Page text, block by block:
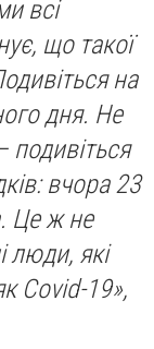
всі
що такої
на
дня. Не
подивіться
вчора 23
Це ж не
люди, які
Covid-19»,